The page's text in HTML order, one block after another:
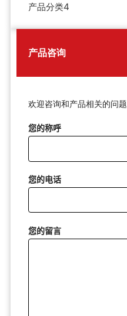
产品分类4
产品咨询
欢迎咨询和产品相关的问题
您的称呼
您的电话
您的留言